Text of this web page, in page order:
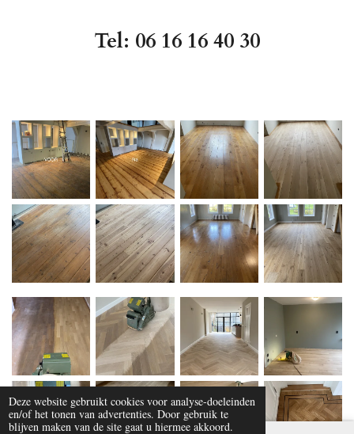
Deze website gebruikt cookies voor analyse-doeleinden
en/of het tonen van advertenties. Door gebruik te
blijven maken van de site gaat u hiermee akkoord.
Tel: 06 16 16 40 30